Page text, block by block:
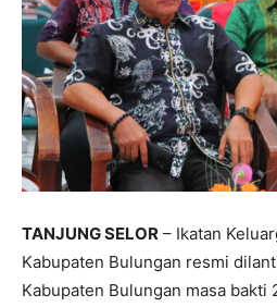
TANJUNG SELOR – Ikatan
Kabupaten Bulungan resmi
Kabupaten Bulungan masa